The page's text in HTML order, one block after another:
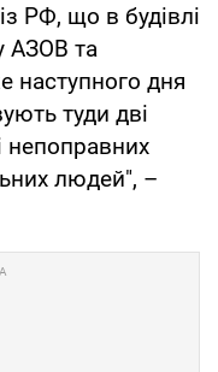
РФ, що в будівлі
АЗОВ та
наступного дня
туди дві
непоправних
людей", –